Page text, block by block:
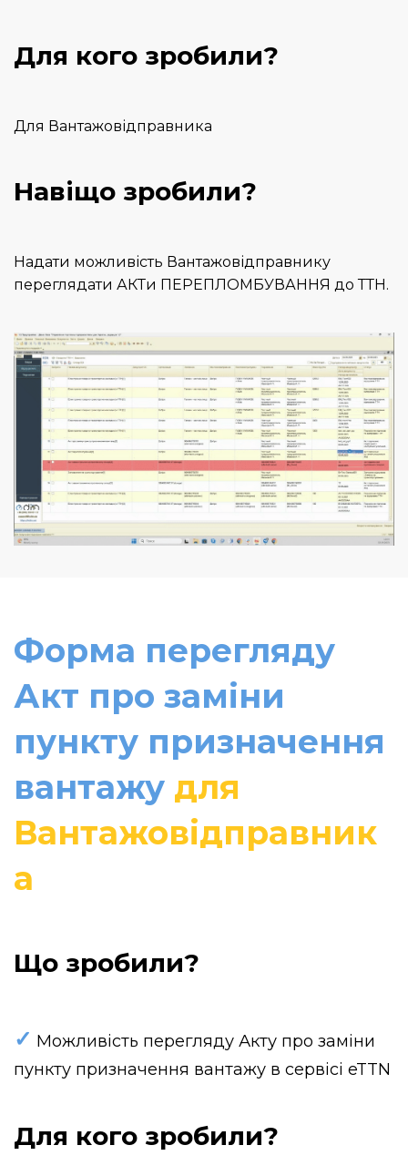
Для кого зробили?
Для Вантажовідправника
Навіщо зробили?
Надати можливість Вантажовідправнику
переглядати АКТи ПЕРЕПЛОМБУВАННЯ до ТТН.
Форма перегляду
Акт про заміни
пункту призначення
вантажу для
Вантажовідправник
а
Що зробили?
✓ Можливість перегляду Акту про заміни
пункту призначення вантажу в сервісі eTTN
Для кого зробили?